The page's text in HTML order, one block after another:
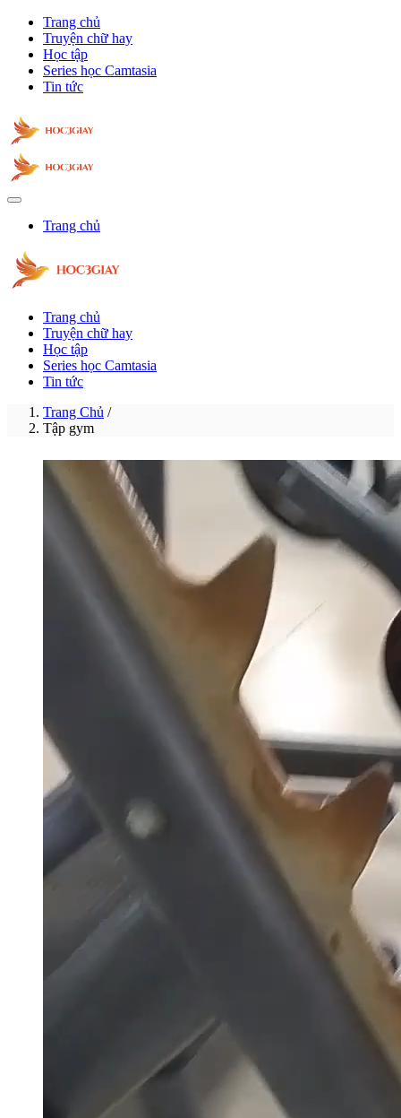
Trang chủ
Truyện chữ hay
Học tập
Series học Camtasia
Tin tức
Trang chủ
Trang chủ
Truyện chữ hay
Học tập
Series học Camtasia
Tin tức
Trang Chủ /
Tập gym